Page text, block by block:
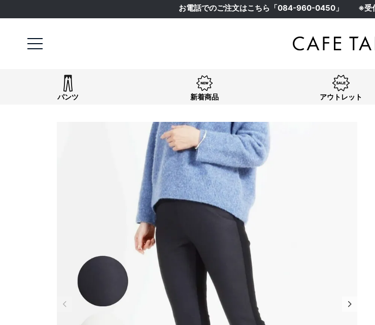
お電話でのご注文はこちら「084-960-0450 」 ※受
パンツ 新着商品 アウトレット